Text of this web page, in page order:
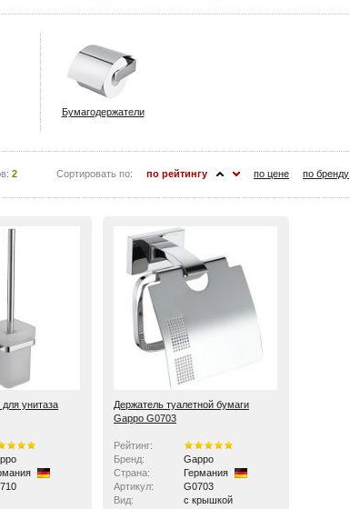
Бумагодержатели
2 Сортировать по: по рейтингу по цене по бренду
унитаза
Держатель туалетной бумаги
Gappo G0703
Рейтинг:
Бренд:
Gappo
Страна:
Германия
Артикул:
G0703
Вид:
с крышкой